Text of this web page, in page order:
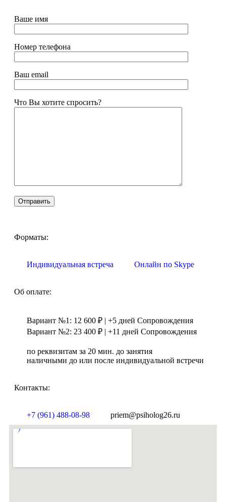
Ваше имя
Номер телефона
Ваш email
Что Вы хотите спросить?
Форматы:
Индивидуальная встреча Онлайн по Skype
Об оплате:
Вариант №1: 12 600 ₽ | +5 дней Сопровождения
Вариант №2: 23 400 ₽ | +11 дней Сопровождения
по реквизитам за 20 мин. до занятия
наличными до или после индивидуальной встречи
Контакты:
+7 (961) 488-08-98 priem@psiholog26.ru